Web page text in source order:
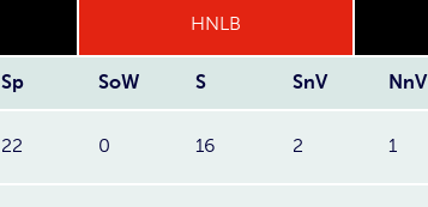
HNLB
Sp SoW S SnV NnV
22 0 16 2 1